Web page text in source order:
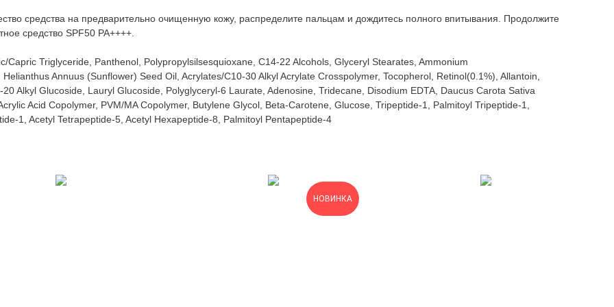
средства на предварительно очищенную кожу, распределите пальцам и дождитесь полного впитывания. Продолжите
средство SPF50 PA++++.
Triglyceride, Panthenol, Polypropylsilsesquioxane, C14-22 Alcohols, Glyceryl Stearates, Ammonium
Annuus (Sunflower) Seed Oil, Acrylates/C10-30 Alkyl Acrylate Crosspolymer, Tocopherol, Retinol(0.1%), Allantoin,
Alkyl Glucoside, Lauryl Glucoside, Polyglyceryl-6 Laurate, Adenosine, Tridecane, Disodium EDTA, Daucus Carota Sativa
Acid Copolymer, PVM/MA Copolymer, Butylene Glycol, Beta-Carotene, Glucose, Tripeptide-1, Palmitoyl Tripeptide-1,
1, Acetyl Tetrapeptide-5, Acetyl Hexapeptide-8, Palmitoyl Pentapeptide-4
НОВИНКА